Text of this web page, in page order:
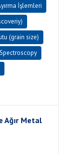
İşlemleri
(grain size)
Ağır Metal